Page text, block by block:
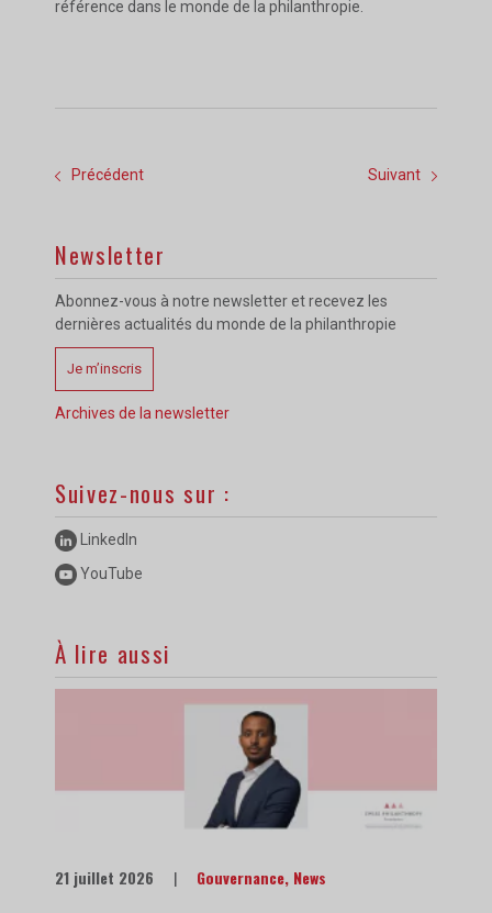
référence dans le monde de la philanthropie.
Précédent Suivant
Newsletter
Abonnez-vous à notre newsletter et recevez les
dernières actualités du monde de la philanthropie
Je m’inscris
Archives de la newsletter
Suivez-nous sur :
LinkedIn
YouTube
À lire aussi
21 juillet 2026 | Gouvernance, News